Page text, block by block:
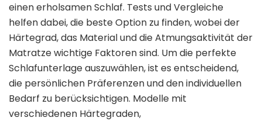
einen erholsamen Schlaf. Tests und Vergleiche
helfen dabei, die beste Option zu finden, wobei der
Härtegrad, das Material und die Atmungsaktivität der
Matratze wichtige Faktoren sind. Um die perfekte
Schlafunterlage auszuwählen, ist es entscheidend,
die persönlichen Präferenzen und den individuellen
Bedarf zu berücksichtigen. Modelle mit
verschiedenen Härtegraden,